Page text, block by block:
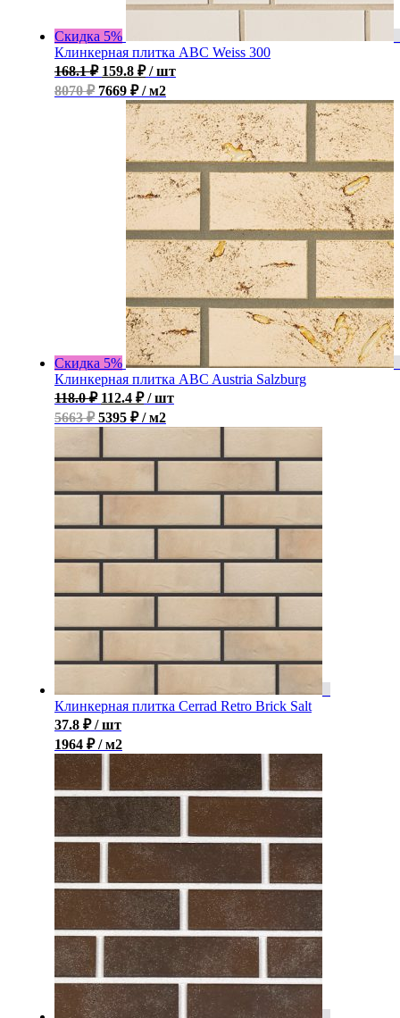
Скидка 5%
Клинкерная плитка ABC Weiss 300
168.1₽ 159.8 ₽ / шт
8070 ₽7669 ₽ / м2
Скидка 5%
Клинкерная плитка ABC Austria Salzburg
118.0₽ 112.4 ₽ / шт
5663 ₽5395 ₽ / м2
Клинкерная плитка Cerrad Retro Brick Salt
37.8 ₽ / шт
1964 ₽ / м2